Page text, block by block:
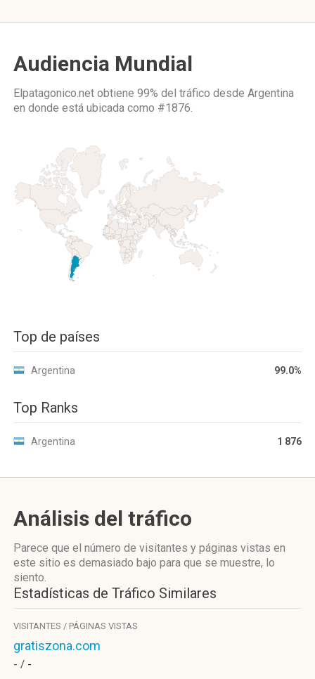
Audiencia Mundial
Elpatagonico.net obtiene 99% del tráfico desde Argentina
en donde está ubicada como #1876.
Top de países
Argentina 99.0%
Top Ranks
Argentina 1 876
Análisis del tráfico
Parece que el número de visitantes y páginas vistas en
este sitio es demasiado bajo para que se muestre, lo
siento.
Estadísticas de Tráfico Similares
VISITANTES / PÁGINAS VISTAS
gratiszona.com
- / -